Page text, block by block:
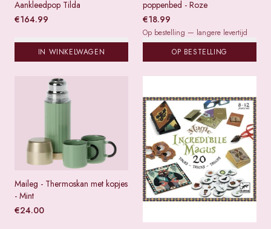
Aankleedpop Tilda
€164.99
IN WINKELWAGEN
poppenbed - Roze
€18.99
Op bestelling — langere levertijd
OP BESTELLING
Maileg - Thermoskan met kopjes
- Mint
€24.00